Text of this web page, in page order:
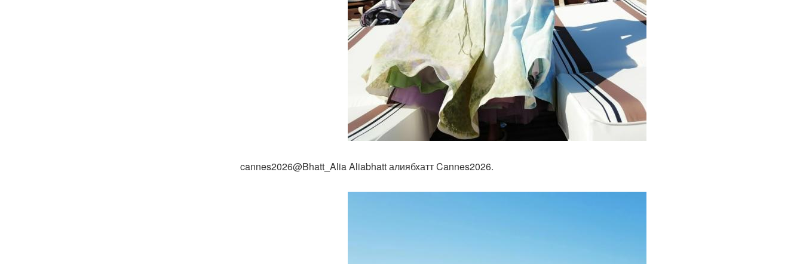
cannes2026@Bhatt_Alia Aliabhatt алиябхатт Cannes2026.